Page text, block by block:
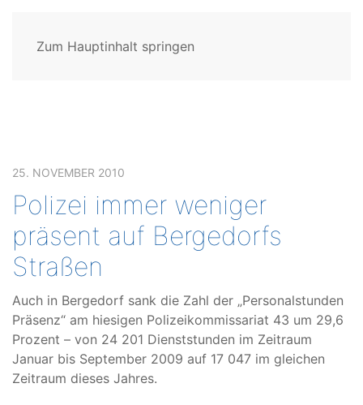
Zum Hauptinhalt springen
25. NOVEMBER 2010
Polizei immer weniger
präsent auf Bergedorfs
Straßen
Auch in Bergedorf sank die Zahl der „Personalstunden
Präsenz“ am hiesigen Polizeikommissariat 43 um 29,6
Prozent – von 24 201 Dienststunden im Zeitraum
Januar bis September 2009 auf 17 047 im gleichen
Zeitraum dieses Jahres.